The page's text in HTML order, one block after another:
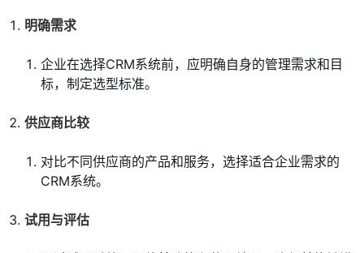
明确需求
企业在选择CRM系统前，应明确自身的管理需求和目
标，制定选型标准。
供应商比较
对比不同供应商的产品和服务，选择适合企业需求的
CRM系统。
试用与评估